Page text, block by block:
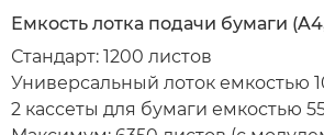
Емкость лотка подачи бумаги
Стандарт: 1200 листов
Универсальный лоток емкостью
2 кассеты для бумаги емкостью